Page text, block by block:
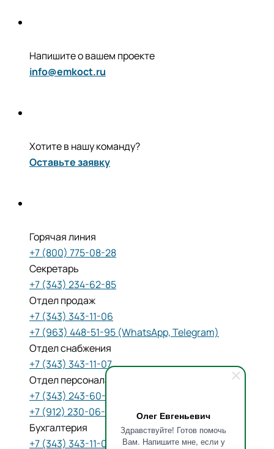
Олег Евгеньевич
Здравствуйте! Готов помочь
Вам. Напишите мне, если у
Напишите о вашем проекте
info@emkoct.ru
Хотите в нашу команду?
Оставьте заявку
Горячая линия
+7 (800) 775-08-28
Секретарь
+7 (343) 234-62-85
Отдел продаж
+7 (343) 343-11-06
+7 (963) 448-51-95 (WhatsApp, Telegram)
Отдел снабжения
+7 (343) 343-11-07
Отдел персонала
+7 (343) 243-60-80
+7 (912) 230-06-06 (WhatsApp, Telegram)
Бухгалтерия
+7 (343) 343-11-08